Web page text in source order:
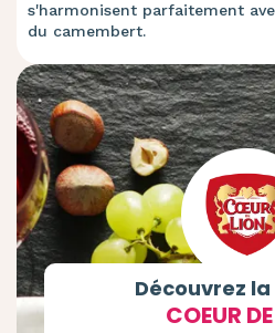
s'harmonisent parfaitement
du camembert.
Découvrez
COEUR